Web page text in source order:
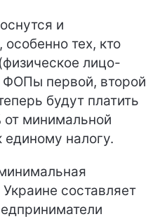
и
тех, кто
лицо-
ФОПы первой, второй
будут платить
от минимальной
единому налогу.
составляет